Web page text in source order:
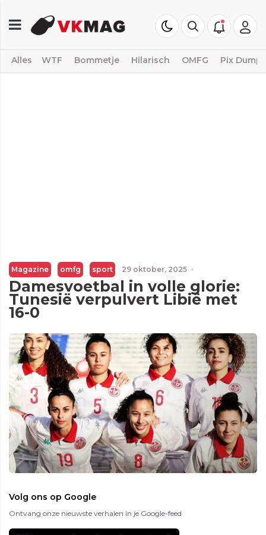
Alles WTF Bommetje Hilarisch OMFG Pix Dump
Magazine omfg sport 29 oktober, 2025 ·
Damesvoetbal in volle glorie:
Tunesië verpulvert Libië met
16-0
Volg ons op Google
Ontvang onze nieuwste verhalen in je Google-feed